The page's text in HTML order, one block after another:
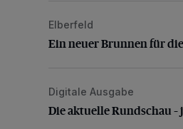
Ein neuer Brunnen für die
Elberfeld
Ein neuer Brunnen für
Die aktuelle Rundschau –
Digitale Ausgabe
Die aktuelle Rundschau